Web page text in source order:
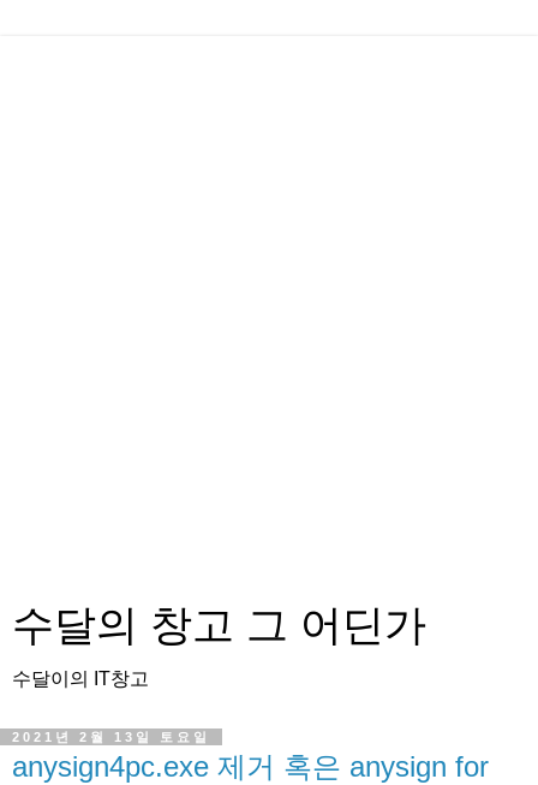
수달의 창고 그 어딘가
수달이의 IT창고
2021년 2월 13일 토요일
anysign4pc.exe 제거 혹은 anysign for